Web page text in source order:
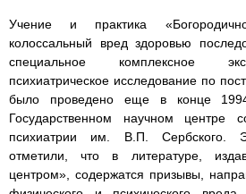
Учение и практика
колоссальный вред здоровью
специальное комплексное
психиатрическое исследование по
было проведено еще в конце
Государственном научном центре
психиатрии им. В.П. Сербского.
отметили, что в литературе,
центром», содержатся призывы,